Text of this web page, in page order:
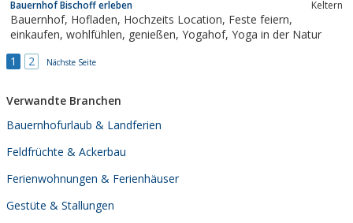
Bauernhof Bischoff erleben Keltern
Bauernhof, Hofladen, Hochzeits Location, Feste feiern,
einkaufen, wohlfühlen, genießen, Yogahof, Yoga in der Natur
1
2 Nächste Seite
Verwandte Branchen
Bauernhofurlaub & Landferien
Feldfrüchte & Ackerbau
Ferienwohnungen & Ferienhäuser
Gestüte & Stallungen